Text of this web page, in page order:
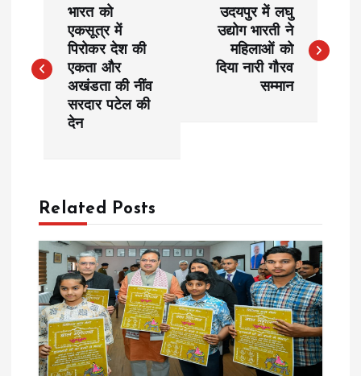
s
a
v
g
a
भारत को
एकसूत्र में
पिरोकर देश की
एकता और
अखंडता की नींव
सरदार पटेल की
देन
उदयपुर में लघु
उद्योग भारती ने
महिलाओं को
दिया नारी गौरव
सम्मान
Related Posts